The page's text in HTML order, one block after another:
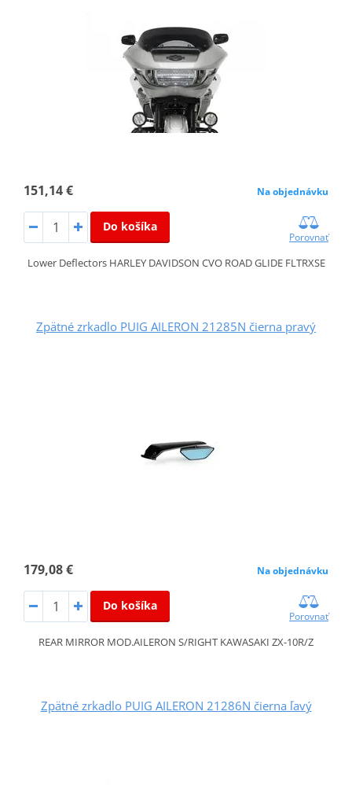
151,14 € Na objednávku
Do košíka
Porovnať
Lower Deflectors HARLEY DAVIDSON CVO ROAD GLIDE FLTRXSE
Zpätné zrkadlo PUIG AILERON 21285N čierna pravý
179,08 € Na objednávku
Do košíka
Porovnať
REAR MIRROR MOD.AILERON S/RIGHT KAWASAKI ZX-10R/Z
Zpätné zrkadlo PUIG AILERON 21286N čierna ľavý